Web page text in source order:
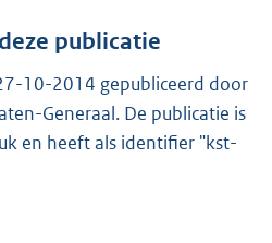
n
s
r
o
publicatie
10-2014 gepubliceerd door
Generaal. De publicatie is
en heeft als identifier "kst-